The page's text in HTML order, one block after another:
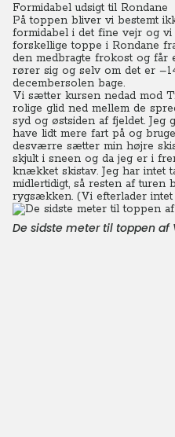
Formidabel udsigt til Rondane
På toppen bliver vi bestemt
formidabel i det fine vejr og vi
forskellige toppe i Rondane
den medbragte frokost og får
rører sig og selv om det er
decembersolen bage.
Vi sætter kursen nedad mod
rolige glid ned mellem de
syd og østsiden af fjeldet. Jeg
have lidt mere fart på og
desværre sætter min højre
skjult i sneen og da jeg er i
knækket skistav. Jeg har intet
midlertidigt, så resten af
rygsækken. (Vi efterlader intet
De sidste meter til toppen af